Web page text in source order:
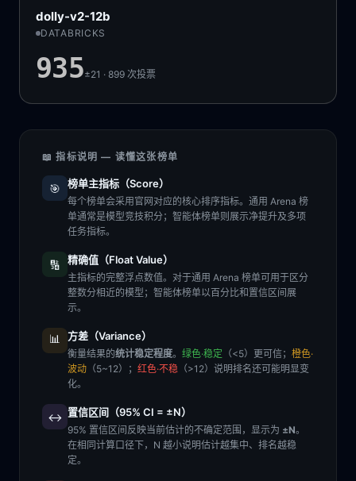
dolly-v2-12b
DATABRICKS
935±21 · 899 次投票
📖 指标说明 — 读懂这张榜单
🎯 榜单主指标（Score）
每个榜单会采用官网对应的核心排序指标。通用 Arena 榜
单通常是模型竞技积分；智能体榜单则展示净提升及多项
任务指标。
🔢 精确值（Float Value）
主指标的完整浮点数值。对于通用 Arena 榜单可用于区分
整数分相近的模型；智能体榜单以百分比和置信区间展
示。
📊 方差（Variance）
衡量结果的统计稳定程度。 绿色·稳定 （<5）更可信； 橙色·
波动 （5~12）； 红色·不稳 （>12）说明排名还可能明显变
化。
↔️ 置信区间（95% CI = ±N）
95% 置信区间反映当前估计的不确定范围，显示为 ±N。
在相同计算口径下，N 越小说明估计越集中、排名越稳
定。